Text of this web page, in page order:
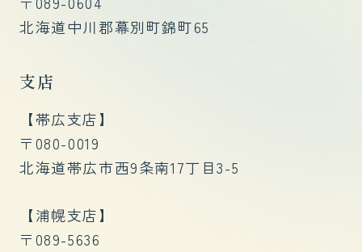
北海道中川郡幕別町錦町65
支店
【帯広支店】
〒080-0019
北海道帯広市西9条南17丁目3-5
​【浦幌支店】
〒089-5636